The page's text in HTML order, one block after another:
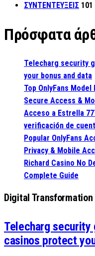
ΣΥΝΤΕΝΤΕΥΞΕΙΣ 101
Πρόσφατα
Telecharg security
your bonus and data
Top OnlyFans
Secure Access &
Acceso a Estrella
verificación de
Popular OnlyFans
Privacy & Mobile
Richard Casino No
Complete Guide
Digital Transformation
Telecharg security
casinos protect